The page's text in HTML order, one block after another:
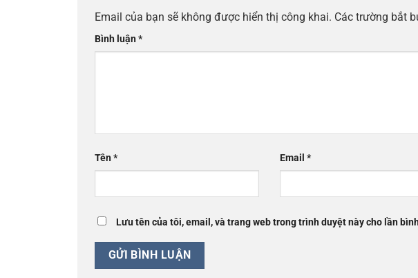
Email của bạn sẽ không được hiển thị công khai. Các trường bắt
Bình luận*
Tên* Email*
Lưu tên của tôi, email, và trang web trong trình duyệt này cho lần